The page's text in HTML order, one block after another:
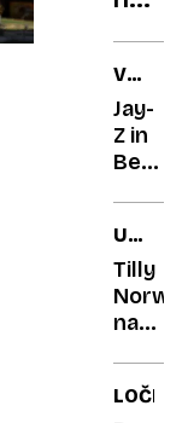
pri
ali
VPLIV
NA
OKOLJE
Jay-
Z in
na
Tilly